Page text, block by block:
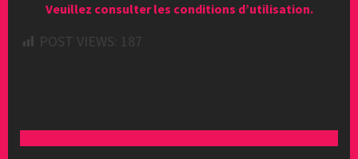
Veuillez consulter les conditions d’utilisation.
POST VIEWS: 187